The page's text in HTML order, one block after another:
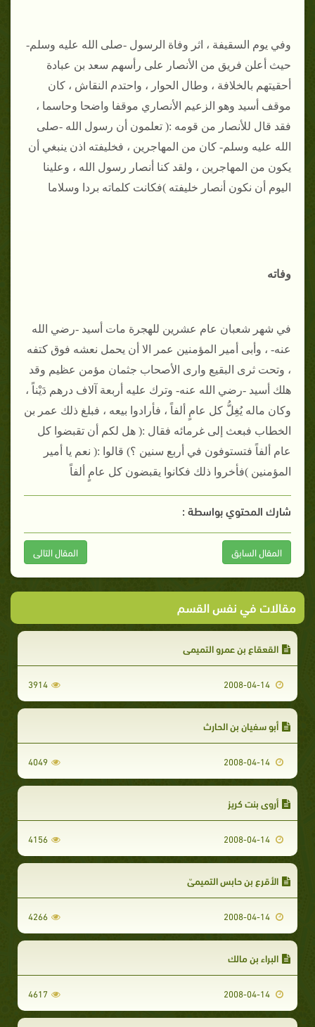
وفي يوم السقيفة ، اثر وفاة الرسول -صلى الله عليه وسلم-
حيث أعلن فريق من الأنصار على رأسهم سعد بن عبادة
أحقيتهم بالخلافة ، وطال الحوار ، واحتدم النقاش ، كان
موقف أسيد وهو الزعيم الأنصاري موقفا واضحا وحاسما ،
فقد قال للأنصار من قومه :( تعلمون أن رسول الله -صلى
الله عليه وسلم- كان من المهاجرين ، فخليفته اذن ينبغي أن
يكون من المهاجرين ، ولقد كنا أنصار رسول الله ، وعلينا
اليوم أن نكون أنصار خليفته )فكانت كلماته بردا وسلاما
وفاته
في شهر شعبان عام عشرين للهجرة مات أسيد -رضي الله
عنه- ، وأبى أمير المؤمنين عمر الا أن يحمل نعشه فوق كتفه
، وتحت ثرى البقيع وارى الأصحاب جثمان مؤمن عظيم وقد
هلك أسيد -رضي الله عنه- وترك عليه أربعة آلاف درهم دَيْناً ،
وكان ماله يُغِلُّ كل عامٍ ألفاً ، فأرادوا بيعه ، فبلغ ذلك عمر بن
الخطاب فبعث إلى غرمائه فقال :( هل لكم أن تقبضوا كل
عام ألفاً فتستوفون في أربع سنين ؟) قالوا :( نعم يا أمير
المؤمنين )فأخروا ذلك فكانوا يقبضون كل عامٍ ألفاً
شارك المحتوي بواسطة :
المقال السابق المقال التالى
مقالات في نفس القسم
القعقاع بن عمرو التميمي
3914
أبو سفيان بن الحارث
4049
أروى بنت كريز
4156
الأقرع بن حابس التميميّ
4266
البراء بن مالك
4617